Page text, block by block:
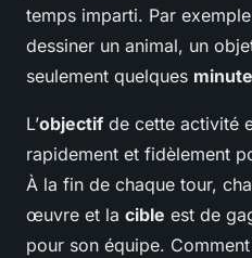
temps imparti. Par
dessiner un animal, un
seulement quelques
L’objectif de cette activité
rapidement et fidèlement
À la fin de chaque tour,
œuvre et la cible est de
pour son équipe.